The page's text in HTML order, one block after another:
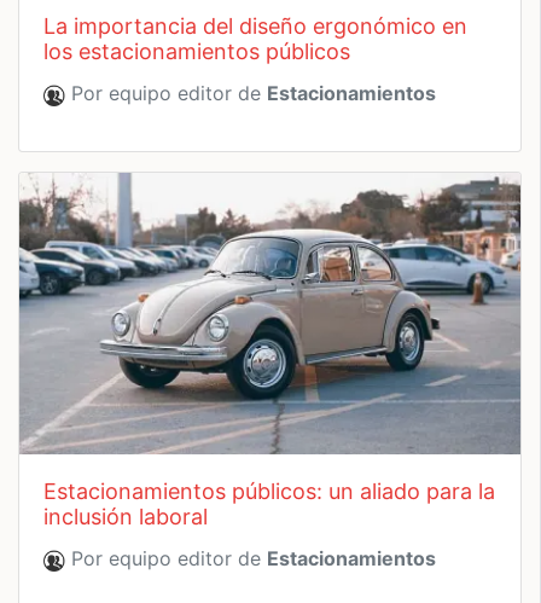
la importancia del diseño ergonómico en
los estacionamientos públicos
Por equipo editor de Estacionamientos
estacionamientos públicos: un aliado para la
inclusión laboral
Por equipo editor de Estacionamientos